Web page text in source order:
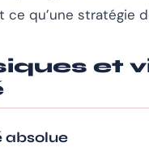
qu’une stratégie
et
absolue